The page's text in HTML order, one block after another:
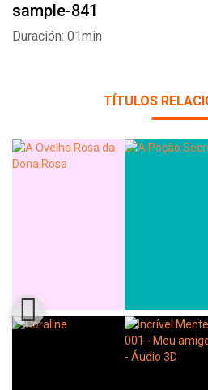
sample-841
Duración: 01min
TÍTULOS